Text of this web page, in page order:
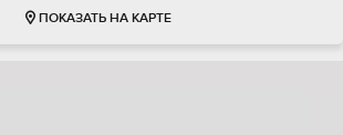
ПОКАЗАТЬ НА КАРТЕ